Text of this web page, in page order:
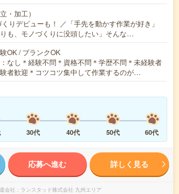
・加工）
りデビューも！ ／「手先を動かす作業が好き」
りも、モノづくりに没頭したい」そんな…
OK / ブランクOK
なし＊経験不問＊資格不問＊学歴不問＊未経験者
者歓迎＊コツコツ集中して作業するのが…
30代 40代 50代 60代
応募へ進む 詳しく見る
会社 ランスタッド株式会社 九州エリア